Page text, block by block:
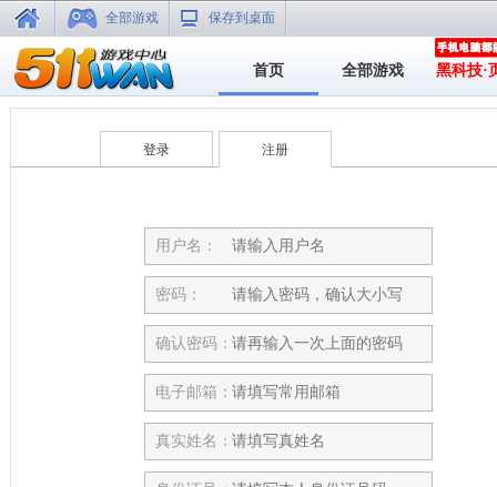
全部游戏 保存到桌面
首页 全部游戏 黑科技·
登录 注册
用户名：
密码：
确认密码：
电子邮箱：
真实姓名：